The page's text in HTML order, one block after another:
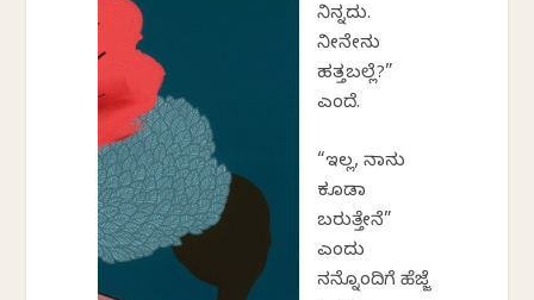
ನಿನ್ನದು.
ನೀನೇನು
ಹತ್ತಬಲ್ಲೆ?”
ಎಂದೆ.
“ಇಲ್ಲ, ನಾನು
ಕೂಡಾ
ಬರುತ್ತೇನೆ”
ಎಂದು
ನನ್ನೊಂದಿಗೆ ಹೆಜ್ಜೆ